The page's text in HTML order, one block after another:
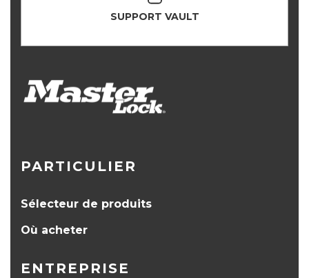
SUPPORT VAULT
PARTICULIER
Sélecteur de produits
Où acheter
ENTREPRISE